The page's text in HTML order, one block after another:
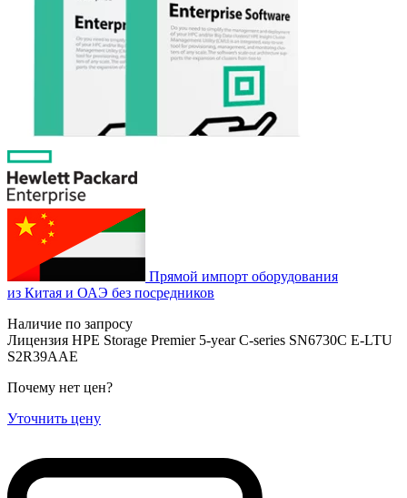
Прямой импорт оборудования
из Китая и ОАЭ без посредников
Наличие по запросу
Лицензия HPE Storage Premier 5‑year C‑series SN6730C E‑LTU
S2R39AAE
Почему нет цен?
Уточнить цену